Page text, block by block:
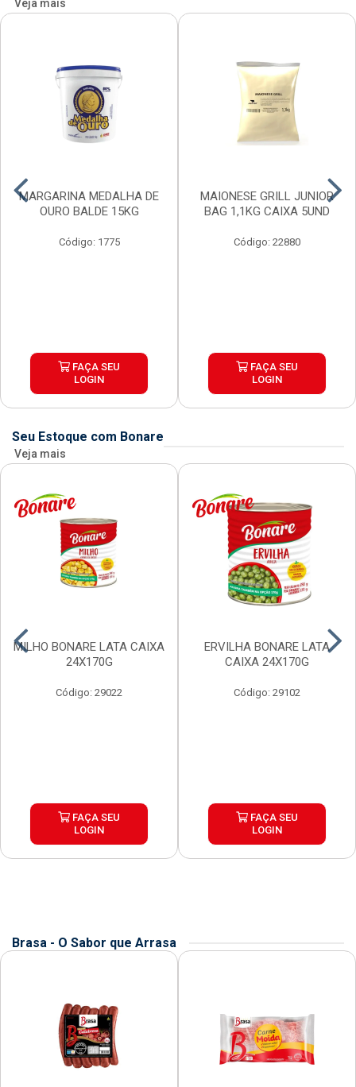
Veja mais
MARGARINA MEDALHA DE
OURO BALDE 15KG
Código: 1775
FAÇA SEU
LOGIN
MAIONESE GRILL JUNIOR
BAG 1,1KG CAIXA 5UND
Código: 22880
FAÇA SEU
LOGIN
Seu Estoque com Bonare
Veja mais
MILHO BONARE LATA CAIXA
24X170G
Código: 29022
FAÇA SEU
LOGIN
ERVILHA BONARE LATA
CAIXA 24X170G
Código: 29102
FAÇA SEU
LOGIN
Brasa - O Sabor que Arrasa